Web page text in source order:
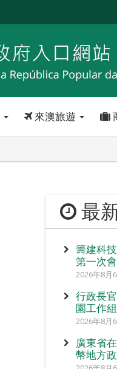
來澳旅遊
最
籌建科
第一次
2026年8月
行政長
園工作組
2026年8月
廣東省
幣地方